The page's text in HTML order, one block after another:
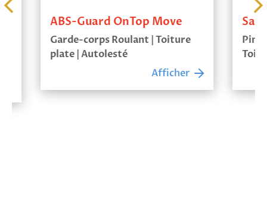
ABS-Guard OnTop Move
Garde-corps Roulant | Toiture
plate | Autolesté
Afficher
Pince
Toiture